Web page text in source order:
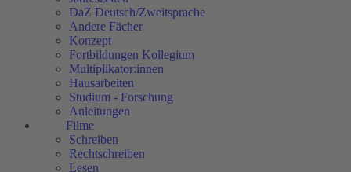
DaZ Deutsch/Zweitsprache
Andere Fächer
Konzept
Fortbildungen Kollegium
Multiplikator:innen
Hausarbeiten
Studium - Forschung
Anleitungen
Filme
Schreiben
Rechtschreiben
Lesen